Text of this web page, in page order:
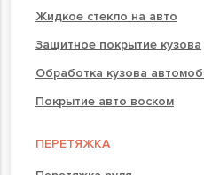
Жидкое стекло на авто
Защитное покрытие кузова
Обработка кузова
Покрытие авто воском
ПЕРЕТЯЖКА